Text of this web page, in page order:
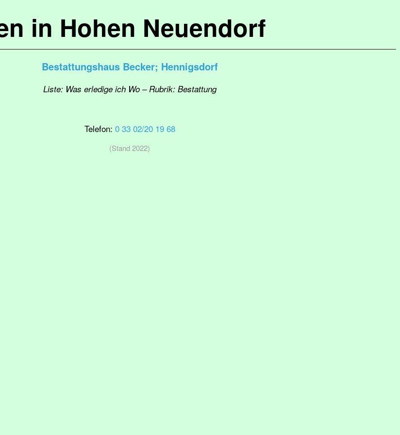
in Hohen Neuendorf
Bestattungshaus Becker; Hennigsdorf
Liste: Was erledige ich Wo – Rubrik: Bestattung
Telefon: 0 33 02/20 19 68
(Stand 2022)